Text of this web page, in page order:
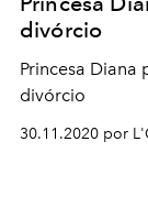
divórcio
Princesa Diana
divórcio
30.11.2020 por